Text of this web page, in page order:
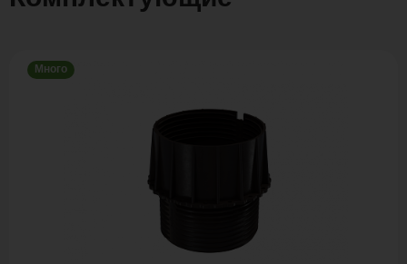
Много